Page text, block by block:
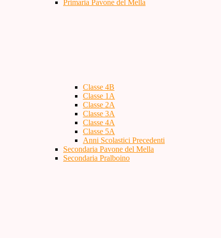
Primaria Pavone del Mella
Classe 4B
Classe 1A
Classe 2A
Classe 3A
Classe 4A
Classe 5A
Anni Scolastici Precedenti
Secondaria Pavone del Mella
Secondaria Pralboino